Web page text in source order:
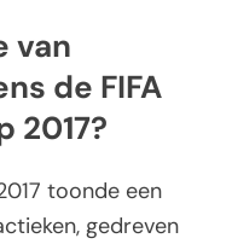
van
de FIFA
2017?
toonde een
gedreven